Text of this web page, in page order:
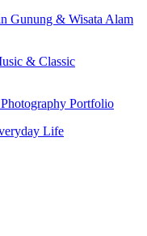
Gunung & Wisata Alam
& Classic
Portfolio
Life